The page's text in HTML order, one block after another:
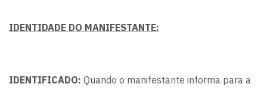
IDENTIDADE DO MANIFESTANTE:
IDENTIFICADO: Quando o manifestante informa para a